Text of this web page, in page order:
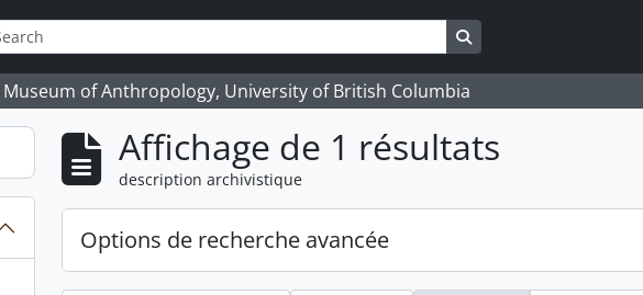
options Search in browse page
of Anthropology, University of British Columbia
Affichage de 1 résultats
description archivistique
Options de recherche avancée